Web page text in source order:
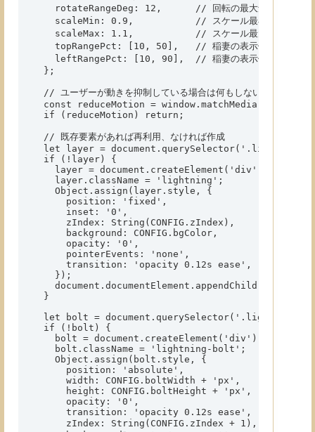
rotateRangeDeg: 12,      // 回転の最大角度（±deg
    scaleMin: 0.9,           // スケール最小
    scaleMax: 1.1,           // スケール最大
topRangePct: [10, 50],   // 稲妻の表示位置（画面の
leftRangePct: [10, 90],  // 稲妻の表示位置（画面の
  };
  // ユーザーが動きを抑制している場合は何もしない
const reduceMotion = window.matchMedia &&
  if (reduceMotion) return;
  // 既存要素があれば再利用、なければ作成
let layer =
  if (!layer) {
    layer = document.createElement('div');
    layer.className = 'lightning';
    Object.assign(layer.style, {
      position: 'fixed',
      inset: '0',
      zIndex: String(CONFIG.zIndex),
      background: CONFIG.bgColor,
      opacity: '0',
      pointerEvents: 'none',
      transition: 'opacity 0.12s ease',
    });
    document.documentElement.appendChild(layer);
  }
let bolt = document.querySelector('.lightning-
  if (!bolt) {
    bolt = document.createElement('div');
    bolt.className = 'lightning-bolt';
    Object.assign(bolt.style, {
      position: 'absolute',
      width: CONFIG.boltWidth + 'px',
      height: CONFIG.boltHeight + 'px',
      opacity: '0',
      transition: 'opacity 0.12s ease',
zIndex: String(CONFIG.zIndex + 1), // 背景よ